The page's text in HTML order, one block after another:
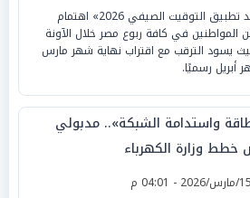
ينال «موعد تطبيق التوقيت الصيفي 2026» اهتمام
المواطنين في كافة ربوع مصر خلال الآونة
يسود الترقب مع اقتراب نهاية شهر مارس
أبريل رسميًا.
واستدامة الشبكة».. مدبولي
وزارة الكهرباء